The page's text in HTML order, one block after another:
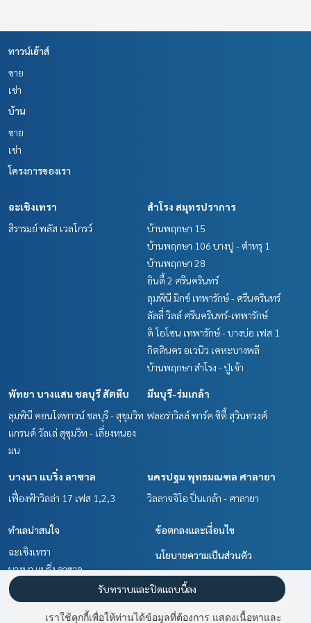
รพ.ศรีวิชัย 2
รพ.วิชัยเวช
**เรามีบริการจัดสินเชื่อให้ฟรี พร้อมยินดีให้คำปรึกษา มีให้เลือกทุ
**พร้อมอัตราดอกเบี้ยพิเศษ และ วงเงินสูงสุด 90-100% ของราคา
ประเมิน**
สนใจสอบถามข้อมูลเพิ่มเติม หรือ นัดชมบ้านได้ที่
ป๋อมแป๋ม (รหัสตัวแทน 6464)
สนใจดูทรัพย์อื่นๆ เพิ่มเติม มากกว่า 3,000 รายการ
ทนอสังหาริมทรัพย์ครบวงจร ด้วยความเป็นมืออาชีพ ใช้เทคโนโล
ยี และ นวัตกรรมที่สร้างสรรค์ เพื่อส่งมอบบริการที่ดีที่สุดเพื่อคุณ ใ
ห้บริการด้าน ซื้อ ขาย เช่า อสังหาริมทรัพย์
ทาวน์เฮ้าส์
ขาย
เช่า
บ้าน
ขาย
เช่า
โครงการของเรา
ฉะเชิงเทรา
สิรารมย์ พลัส เวลโกรว์
สำโรง สมุทรปราการ
บ้านพฤกษา 15
บ้านพฤกษา 106 บางปู - ตำหรุ 1
บ้านพฤกษา 28
อินดี้ 2 ศรีนครินทร์
ลุมพินี มิกซ์ เทพารักษ์ - ศรีนครินทร์
ลัลลี่ วิลล์ ศรีนครินทร์-เทพารักษ์
ดิ โอโซน เทพารักษ์ - บางบ่อ เฟส 1
กิตตินคร อเวนิว เคหะบางพลี
บ้านพฤกษา สำโรง - ปู่เจ้า
พัทยา บางแสน ชลบุรี สัตหีบ
ลุมพินี คอนโดทาวน์ ชลบุรี - สุขุมวิท
แกรนด์ วัลเล่ สุขุมวิท - เลี่ยงหนอง
มน
มีนบุรี-ร่มเกล้า
ฟลอร่าวิลล์ พาร์ค ซิตี้ สุวินทวงศ์
บางนา แบริ่ง ลาซาล
เฟื่องฟ้าวิลล่า 17 เฟส 1,2,3
นครปฐม พุทธมณฑล ศาลายา
วิลลาจจิโอ ปิ่นเกล้า - ศาลายา
ทำเลน่าสนใจ
ฉะเชิงเทรา
บางนา แบริ่ง ลาซาล
สำโรง สมุทรปราการ
นครปฐม พุทธมณฑล ศาลายา
ข้อตกลงและเงื่อนไข
นโยบายความเป็นส่วนตัว
เกี่ยวกับเรา
วิธีการฝากขาย-เช่า
เราใช้คุกกี้เพื่อให้ท่านได้ข้อมูลที่ต้องการ แสดงเนื้อหาและ
รับทราบและปิดแถบนี้ลง